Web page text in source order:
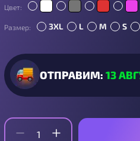
Цвет:
Размер: 3XL L M S
ОТПРАВИМ: 13